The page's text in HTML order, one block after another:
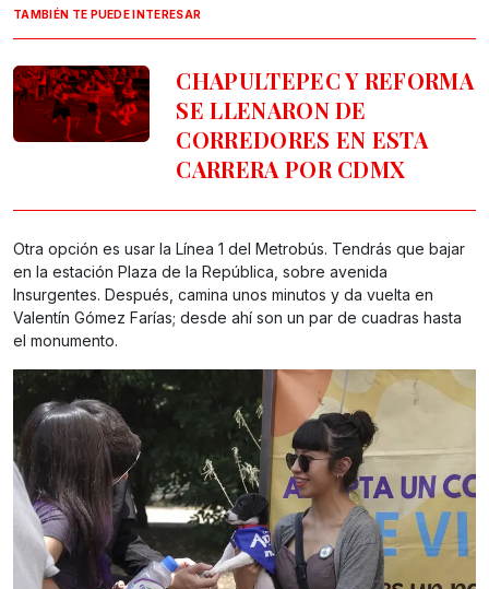
TAMBIÉN TE PUEDE INTERESAR
CHAPULTEPEC Y REFORMA
SE LLENARON DE
CORREDORES EN ESTA
CARRERA POR CDMX
Otra opción es usar la Línea 1 del Metrobús. Tendrás que bajar
en la estación Plaza de la República, sobre avenida
Insurgentes. Después, camina unos minutos y da vuelta en
Valentín Gómez Farías; desde ahí son un par de cuadras hasta
el monumento.